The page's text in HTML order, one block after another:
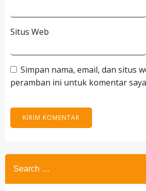
Situs Web
Simpan nama, email, dan situs
peramban ini untuk komentar
Search
for: